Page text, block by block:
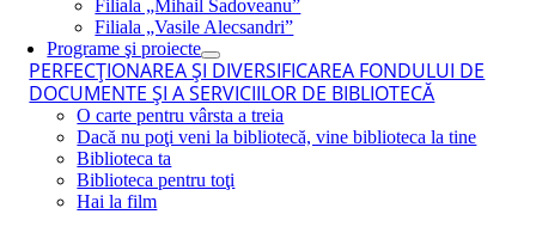
Filiala „Mihail Sadoveanu”
Filiala „Vasile Alecsandri”
Programe şi proiecte
PERFECŢIONAREA ŞI DIVERSIFICAREA FONDULUI DE
DOCUMENTE ŞI A SERVICIILOR DE BIBLIOTECĂ
O carte pentru vârsta a treia
Dacă nu poţi veni la bibliotecă, vine biblioteca la tine
Biblioteca ta
Biblioteca pentru toţi
Hai la film